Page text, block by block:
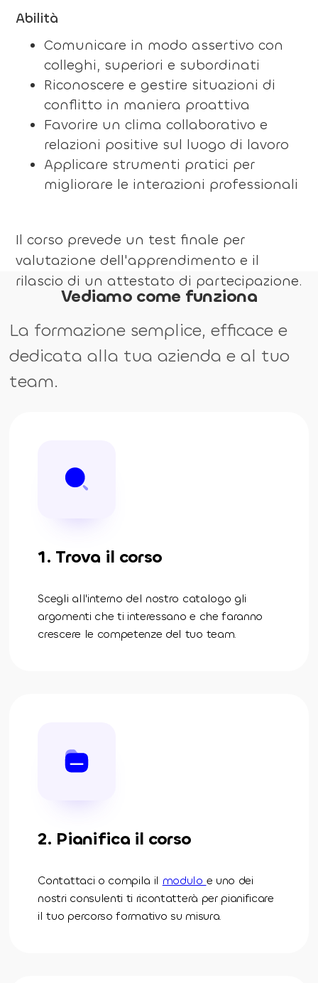
Abilità
Comunicare in modo assertivo con
colleghi, superiori e subordinati
Riconoscere e gestire situazioni di
conflitto in maniera proattiva
Favorire un clima collaborativo e
relazioni positive sul luogo di lavoro
Applicare strumenti pratici per
migliorare le interazioni professionali
Il corso prevede un test finale per
valutazione dell'apprendimento e il
rilascio di un attestato di partecipazione.
Vediamo come funziona
La formazione semplice, efficace e
dedicata alla tua azienda e al tuo
team.
1. Trova il corso
Scegli all'interno del nostro catalogo gli
argomenti che ti interessano e che faranno
crescere le competenze del tuo team.
2. Pianifica il corso
Contattaci o compila il modulo e uno dei
nostri consulenti ti ricontatterà per pianificare
il tuo percorso formativo su misura.